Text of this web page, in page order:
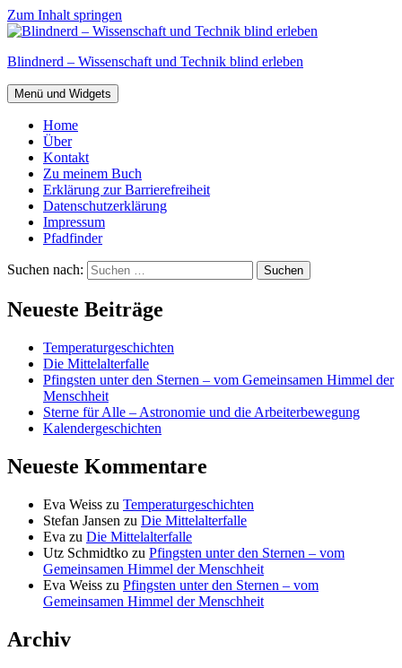
Zum Inhalt springen
Blindnerd – Wissenschaft und Technik blind erleben
Menü und Widgets
Home
Über
Kontakt
Zu meinem Buch
Erklärung zur Barrierefreiheit
Datenschutzerklärung
Impressum
Pfadfinder
Suchen nach:
Neueste Beiträge
Temperaturgeschichten
Die Mittelalterfalle
Pfingsten unter den Sternen – vom Gemeinsamen Himmel der
Menschheit
Sterne für Alle – Astronomie und die Arbeiterbewegung
Kalendergeschichten
Neueste Kommentare
Eva Weiss zu Temperaturgeschichten
Stefan Jansen zu Die Mittelalterfalle
Eva zu Die Mittelalterfalle
Utz Schmidtko zu Pfingsten unter den Sternen – vom
Gemeinsamen Himmel der Menschheit
Eva Weiss zu Pfingsten unter den Sternen – vom
Gemeinsamen Himmel der Menschheit
Archiv